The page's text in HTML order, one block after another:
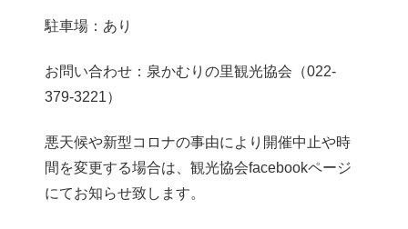
駐車場：あり
お問い合わせ：泉かむりの里観光協会（022-
379-3221）
悪天候や新型コロナの事由により開催中止や時
間を変更する場合は、観光協会facebookページ
にてお知らせ致します。